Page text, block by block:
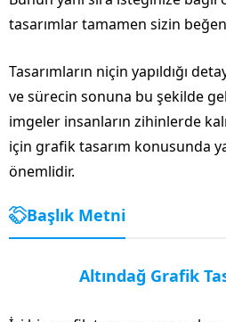
tasarımlar tamamen sizin
Tasarımların niçin yapıldığı
ve sürecin sonuna bu şekilde
imgeler insanların zihinlerde
için grafik tasarım konusunda
önemlidir.
Başlık Metni
Altındağ Grafik